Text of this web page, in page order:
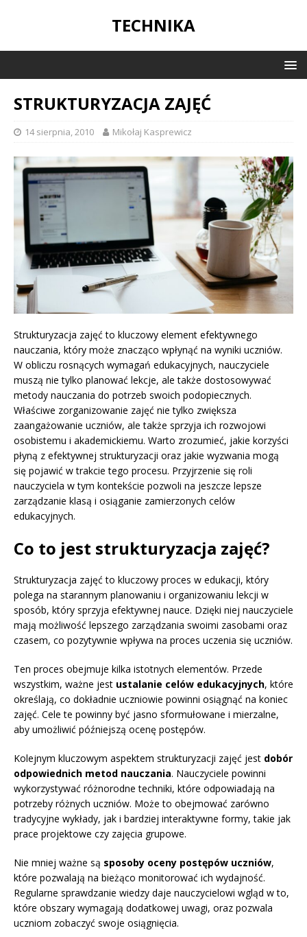
TECHNIKA
STRUKTURYZACJA ZAJĘĆ
14 sierpnia, 2010 Mikołaj Kasprewicz
Strukturyzacja zajęć to kluczowy element efektywnego
nauczania, który może znacząco wpłynąć na wyniki uczniów.
W obliczu rosnących wymagań edukacyjnych, nauczyciele
muszą nie tylko planować lekcje, ale także dostosowywać
metody nauczania do potrzeb swoich podopiecznych.
Właściwe zorganizowanie zajęć nie tylko zwiększa
zaangażowanie uczniów, ale także sprzyja ich rozwojowi
osobistemu i akademickiemu. Warto zrozumieć, jakie korzyści
płyną z efektywnej strukturyzacji oraz jakie wyzwania mogą
się pojawić w trakcie tego procesu. Przyjrzenie się roli
nauczyciela w tym kontekście pozwoli na jeszcze lepsze
zarządzanie klasą i osiąganie zamierzonych celów
edukacyjnych.
Co to jest strukturyzacja zajęć?
Strukturyzacja zajęć to kluczowy proces w edukacji, który
polega na starannym planowaniu i organizowaniu lekcji w
sposób, który sprzyja efektywnej nauce. Dzięki niej nauczyciele
mają możliwość lepszego zarządzania swoimi zasobami oraz
czasem, co pozytywnie wpływa na proces uczenia się uczniów.
Ten proces obejmuje kilka istotnych elementów. Przede
wszystkim, ważne jest ustalanie celów edukacyjnych, które
określają, co dokładnie uczniowie powinni osiągnąć na koniec
zajęć. Cele te powinny być jasno sformułowane i mierzalne,
aby umożliwić późniejszą ocenę postępów.
Kolejnym kluczowym aspektem strukturyzacji zajęć jest dobór
odpowiednich metod nauczania. Nauczyciele powinni
wykorzystywać różnorodne techniki, które odpowiadają na
potrzeby różnych uczniów. Może to obejmować zarówno
tradycyjne wykłady, jak i bardziej interaktywne formy, takie jak
prace projektowe czy zajęcia grupowe.
Nie mniej ważne są sposoby oceny postępów uczniów,
które pozwalają na bieżąco monitorować ich wydajność.
Regularne sprawdzanie wiedzy daje nauczycielowi wgląd w to,
które obszary wymagają dodatkowej uwagi, oraz pozwala
uczniom zobaczyć swoje osiągnięcia.